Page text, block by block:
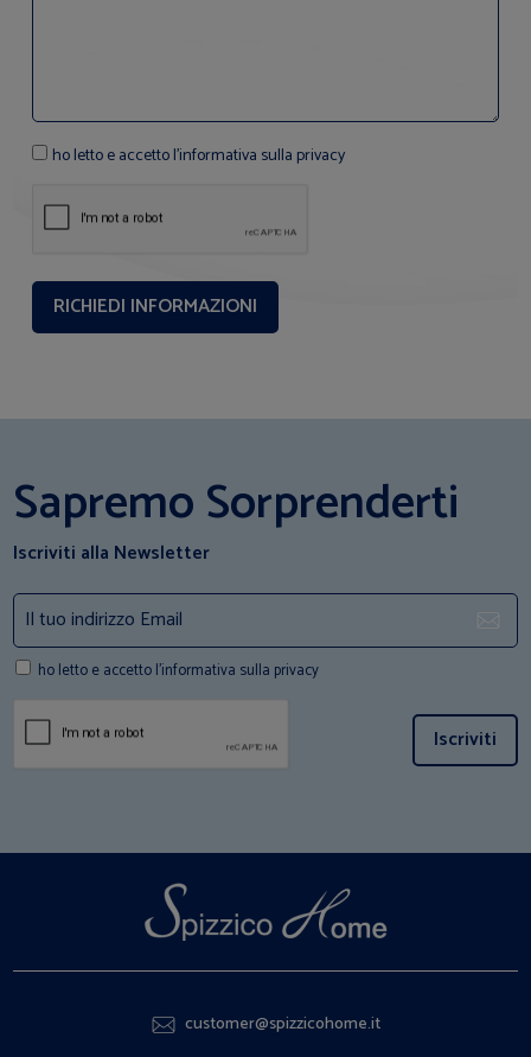
ho letto e accetto l'informativa sulla privacy
Sapremo Sorprenderti
Iscriviti alla Newsletter
ho letto e accetto l'informativa sulla privacy
Iscriviti
customer@spizzicohome.it